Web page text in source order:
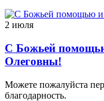
2 июля
С Божьей
Олеговны!
Можете пожалуйста
благодарность.